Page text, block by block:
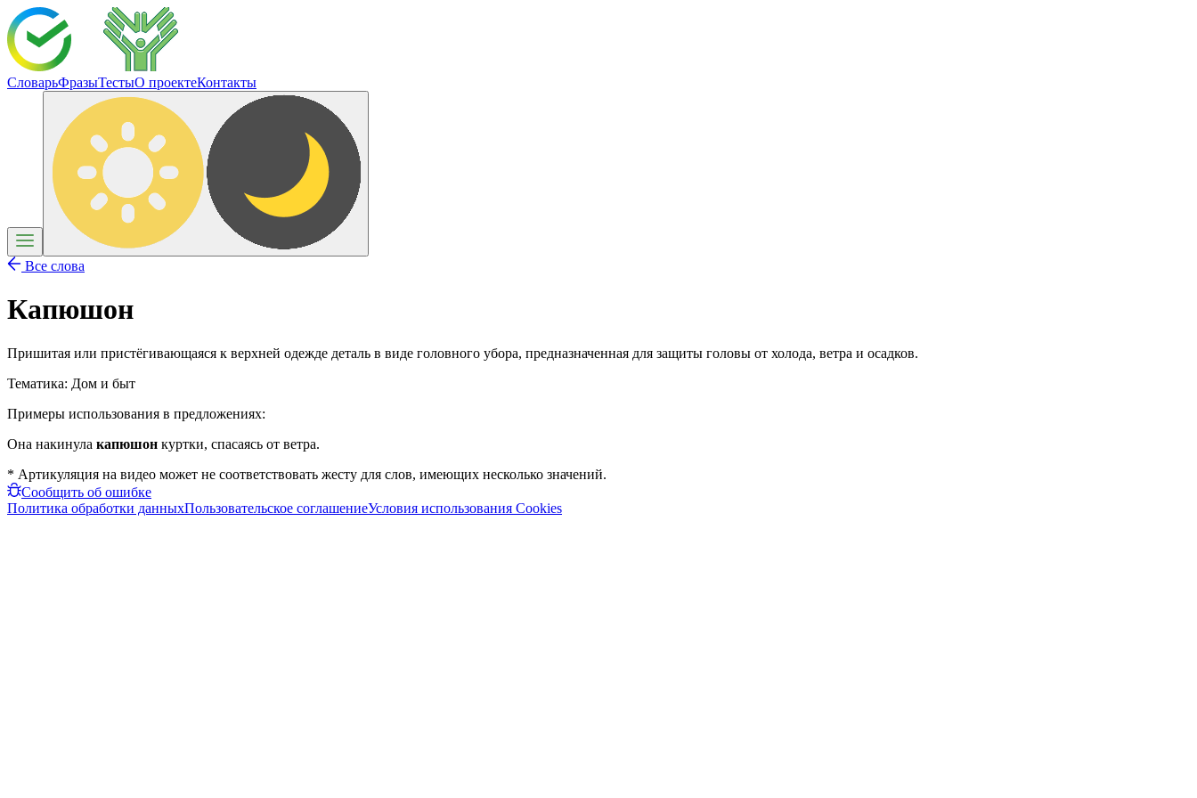
СловарьФразыТестыО проектеКонтакты
Все слова
Капюшон
Пришитая или пристёгивающаяся к верхней одежде деталь в виде головного убора, предназначенная для защиты головы от холода, ветра и осадков.
Тематика: Дом и быт
Примеры использования в предложениях:
Она накинула капюшон куртки, спасаясь от ветра.
* Артикуляция на видео может не соответствовать жесту для слов, имеющих несколько значений.
Сообщить об ошибке
Политика обработки данныхПользовательское соглашениеУсловия использования Cookies